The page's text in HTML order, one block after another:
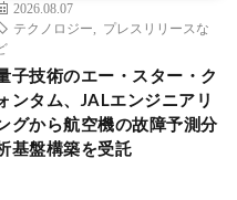
2026.08.07
テクノロジー
プレスリリースな
子技術のエー・スター・ク
ンタム、JALエンジニアリ
グから航空機の故障予測分
基盤構築を受託